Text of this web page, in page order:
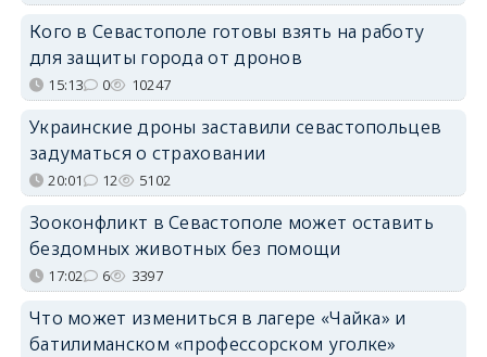
Кого в Севастополе готовы взять на работу
для защиты города от дронов
15:13 0 10247
Украинские дроны заставили севастопольцев
задуматься о страховании
20:01 12 5102
Зооконфликт в Севастополе может оставить
бездомных животных без помощи
17:02 6 3397
Что может измениться в лагере «Чайка» и
батилиманском «профессорском уголке»